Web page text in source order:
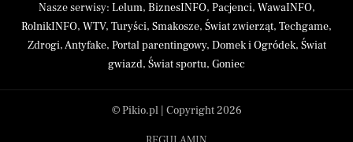
Nasze serwisy: Lelum, BiznesINFO, Pacjenci, WawaINFO,
RolnikINFO, WTV, Turyści, Smakosze, Świat zwierząt, Techgame,
Zdrogi,Antyfake, Portal parentingowy, Domek i Ogródek, Świat
gwiazd, Świat sportu, Goniec
© Pikio.pl | Copyright 2026